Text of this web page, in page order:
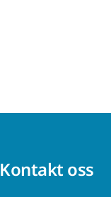
Kontakt oss